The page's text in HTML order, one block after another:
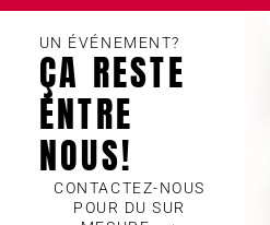
UN ÉVÉNEMENT?
ÇA RESTE
ENTRE
NOUS!
CONTACTEZ-NOUS
POUR DU SUR